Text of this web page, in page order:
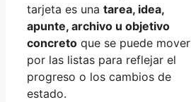
tarjeta es una tarea, idea,
apunte, archivo u objetivo
concreto que se puede mover
por las listas para reflejar el
progreso o los cambios de
estado.